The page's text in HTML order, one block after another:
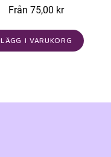
Från 75,00 kr
LÄGG I VARUKORG